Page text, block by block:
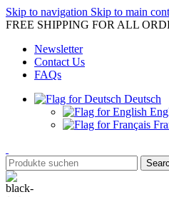
Skip to navigation Skip to main
FREE SHIPPING FOR ALL
Newsletter
Contact Us
FAQs
Deutsch